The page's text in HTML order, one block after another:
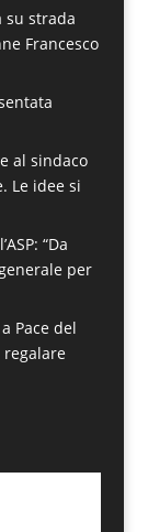
su strada
Francesco
al sindaco
Le idee si
“Da
per
Pace del
regalare